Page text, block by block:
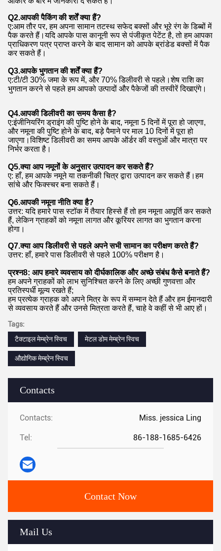
Contacts
Contacts: Miss. jessica Ling
Tel: 86-188-1685-6426
Contact Now
Mail Us
Q2.आपकी पैकिंग की शर्तें क्या हैं?
ए:आम तौर पर, हम अपना सामान तटस्थ सफेद बक्सों और भूरे रंग के डिब्बों में
पैक करते हैं।यदि आपके पास कानूनी रूप से पंजीकृत पेटेंट है, तो हम आपका
प्राधिकरण पत्र प्राप्त करने के बाद सामान को आपके ब्रांडेड बक्सों में पैक
कर सकते हैं।
Q3.आपके भुगतान की शर्तें क्या हैं?
ए:टी/टी 30% जमा के रूप में, और 70% डिलीवरी से पहले।शेष राशि का
भुगतान करने से पहले हम आपको उत्पादों और पैकेजों की तस्वीरें दिखाएंगे।
Q4.आपकी डिलीवरी का समय कैसा है?
ए:इंजीनियरिंग ड्राइंग की पुष्टि होने के बाद, नमूना 5 दिनों में पूरा हो जाएगा,
और नमूना की पुष्टि होने के बाद, बड़े पैमाने पर माल 10 दिनों में पूरा हो
जाएगा।विशिष्ट डिलीवरी का समय आपके ऑर्डर की वस्तुओं और मात्रा पर
निर्भर करता है।
Q5.क्या आप नमूनों के अनुसार उत्पादन कर सकते हैं?
ए: हाँ, हम आपके नमूने या तकनीकी चित्र द्वारा उत्पादन कर सकते हैं।हम
सांचे और फिक्स्चर बना सकते हैं।
Q6.आपकी नमूना नीति क्या है?
उत्तर: यदि हमारे पास स्टॉक में तैयार हिस्से हैं तो हम नमूना आपूर्ति कर सकते
हैं, लेकिन ग्राहकों को नमूना लागत और कूरियर लागत का भुगतान करना
होगा।
Q7.क्या आप डिलीवरी से पहले अपने सभी सामान का परीक्षण करते हैं?
उत्तर: हाँ, हमारे पास डिलीवरी से पहले 100% परीक्षण है।
प्रश्न8: आप हमारे व्यवसाय को दीर्घकालिक और अच्छे संबंध कैसे बनाते हैं?
हम अपने ग्राहकों को लाभ सुनिश्चित करने के लिए अच्छी गुणवत्ता और
प्रतिस्पर्धी मूल्य रखते हैं;
हम प्रत्येक ग्राहक को अपने मित्र के रूप में सम्मान देते हैं और हम ईमानदारी
से व्यवसाय करते हैं और उनसे मित्रता करते हैं, चाहे वे कहीं से भी आए हों।
Tags:
टैक्टाइल मेम्ब्रेन स्विच
मेटल डोम मेम्ब्रेन स्विच
औद्योगिक मेम्ब्रेन स्विच